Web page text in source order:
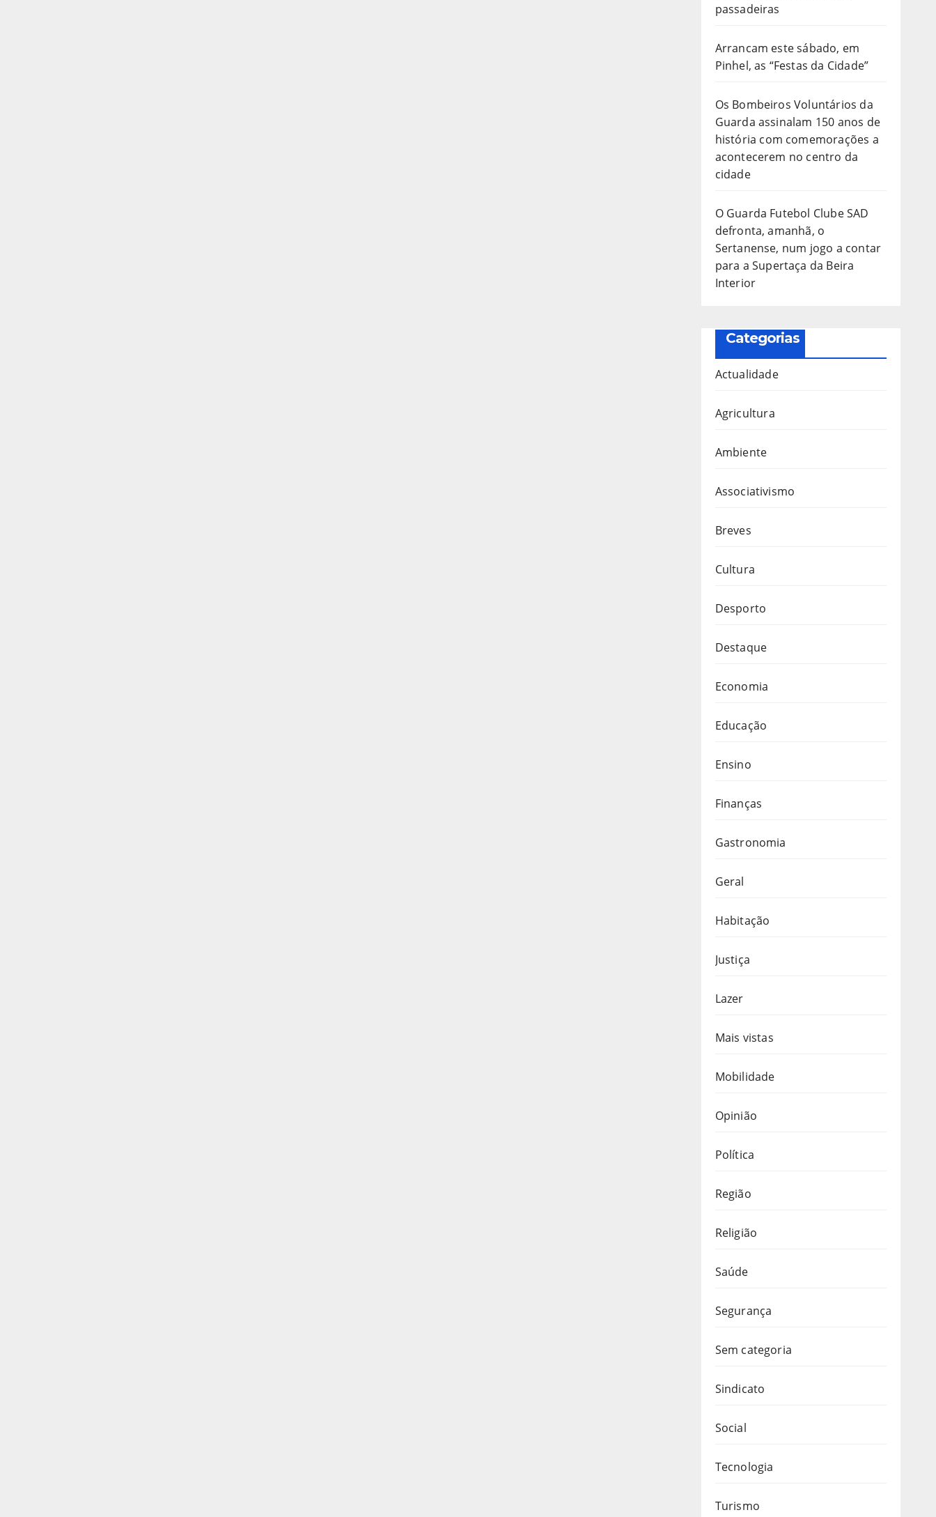
passadeiras
Arrancam este sábado, em
Pinhel, as “Festas da Cidade”
Os Bombeiros Voluntários da
Guarda assinalam 150 anos de
história com comemorações a
acontecerem no centro da
cidade
O Guarda Futebol Clube SAD
defronta, amanhã, o
Sertanense, num jogo a contar
para a Supertaça da Beira
Interior
Categorias
Actualidade
Agricultura
Ambiente
Associativismo
Breves
Cultura
Desporto
Destaque
Economia
Educação
Ensino
Finanças
Gastronomia
Geral
Habitação
Justiça
Lazer
Mais vistas
Mobilidade
Opinião
Política
Região
Religião
Saúde
Segurança
Sem categoria
Sindicato
Social
Tecnologia
Turismo